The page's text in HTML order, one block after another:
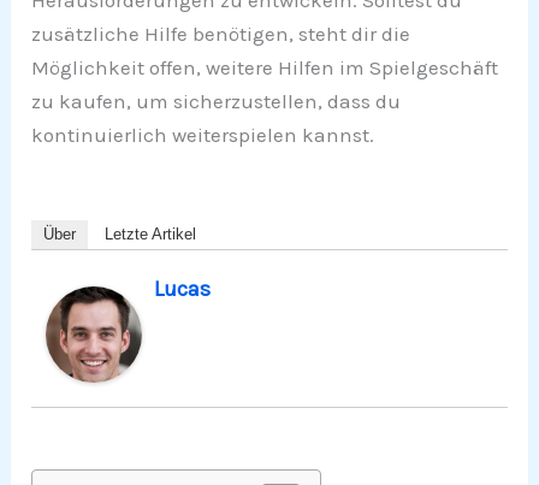
zusätzliche Hilfe benötigen, steht dir die
Möglichkeit offen, weitere Hilfen im Spielgeschäft
zu kaufen, um sicherzustellen, dass du
kontinuierlich weiterspielen kannst.
Über Letzte Artikel
Lucas